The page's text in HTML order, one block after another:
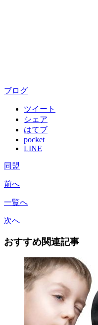
ブログ
ツイート
シェア
はてブ
pocket
LINE
同盟
前へ
一覧へ
次へ
おすすめ関連記事